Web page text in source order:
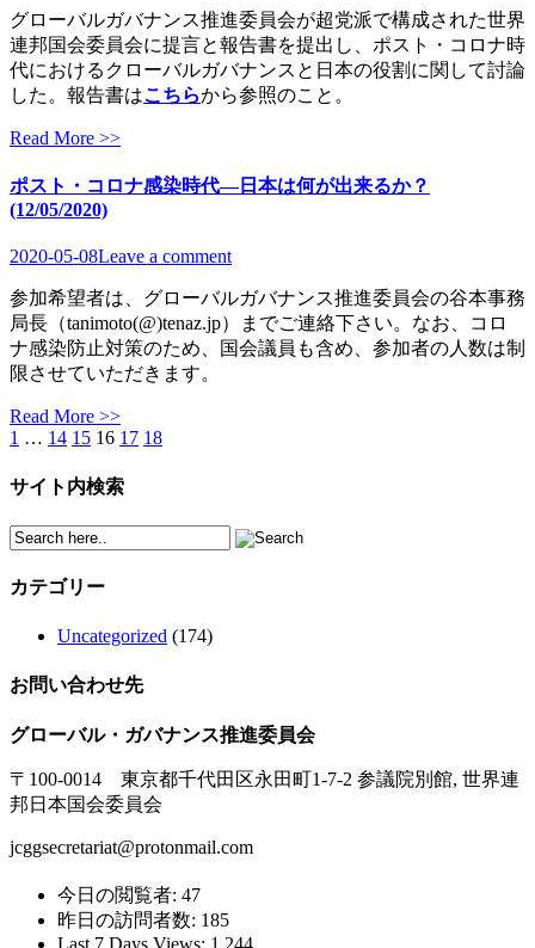
グローバルガバナンス推進委員会が超党派で構成された世界
連邦国会委員会に提言と報告書を提出し、ポスト・コロナ時
代におけるクローバルガバナンスと日本の役割に関して討論
した。報告書はこちらから参照のこと。
Read More >>
ポスト・コロナ感染時代―日本は何が出来るか？
(12/05/2020)
2020-05-08Leave a comment
参加希望者は、グローバルガバナンス推進委員会の谷本事務
局長（tanimoto(@)tenaz.jp）までご連絡下さい。なお、コロ
ナ感染防止対策のため、国会議員も含め、参加者の人数は制
限させていただきます。
Read More >>
1 … 14 15 16 17 18
サイト内検索
カテゴリー
Uncategorized (174)
お問い合わせ先
グローバル・ガバナンス推進委員会
〒100-0014 東京都千代田区永田町1-7-2 参議院別館, 世界連
邦日本国会委員会
jcggsecretariat@protonmail.com
今日の閲覧者: 47
昨日の訪問者数: 185